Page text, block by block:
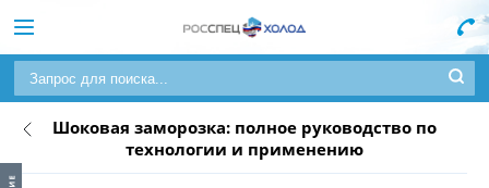
Шоковая заморозка: полное руководство по
технологии и применению